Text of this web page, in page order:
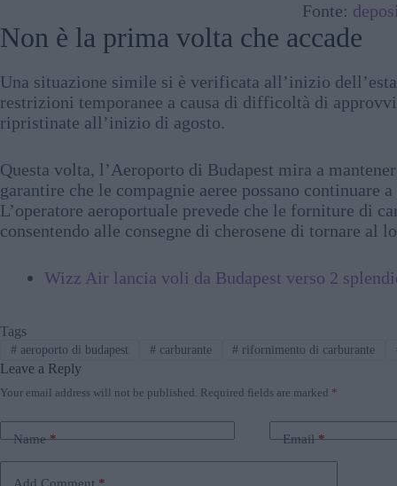
Fonte:
Non è la prima volta che accade
Una situazione simile si è verificata all’inizio
restrizioni temporanee a causa di difficoltà di
ripristinate all’inizio di agosto.
Questa volta, l’Aeroporto di Budapest mira a
garantire che le compagnie aeree possano continuare
L’operatore aeroportuale prevede che le forniture di
consentendo alle consegne di cherosene di tornare al
Wizz Air lancia voli da Budapest verso 2
Tags
#aeroporto di budapest #carburante # rifornimento di carburante
Leave a Reply
Your email address will not be published. Required fields are marked *
Name* Email*